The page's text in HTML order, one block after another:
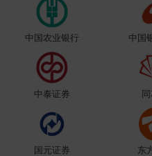
中国农业银行 中国
中泰证券
国元证券 东